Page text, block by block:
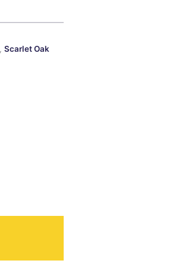
, Scarlet Oak